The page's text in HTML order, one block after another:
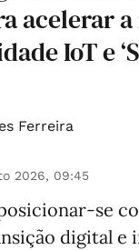
acelerar
IoT e
Ferreira
2026, 09:45
se
digital e